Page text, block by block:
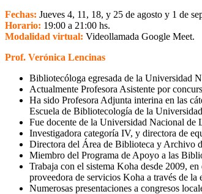
Fechas: Jueves 4, 11, 18, y 25 de agosto y 1 de
Horario: 19:00 a 21:00 hs.
Modalidad virtual: Videollamada Google Meet.
Prof. Verónica Lencinas
Bibliotecóloga egresada de la Universidad
Actualmente Profesora Asistente por
Ha sido Profesora Adjunta interina en las
Escuela de Bibliotecología de la
Fue docente de la Universidad Nacional
Investigadora categoría IV, y directora de
Directora del Área de Biblioteca y Archivo
Miembro del Programa de Apoyo a las
Trabaja con el sistema Koha desde 2009,
proveedora de servicios Koha a través de la
Numerosas presentaciones a congresos